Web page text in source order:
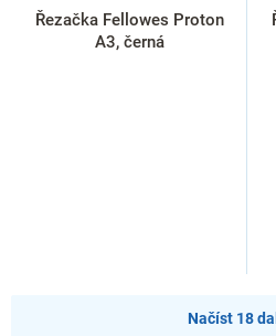
Řezačka Fellowes Proton
A3, černá
Načíst 18